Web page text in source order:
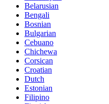
Belarusian
Bengali
Bosnian
Bulgarian
Cebuano
Chichewa
Corsican
Croatian
Dutch
Estonian
Filipino